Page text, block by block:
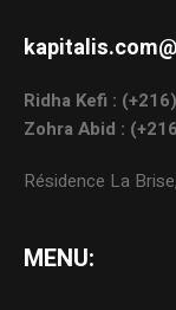
Ridha Kefi :
Zohra Abid :
Résidence La
MENU: